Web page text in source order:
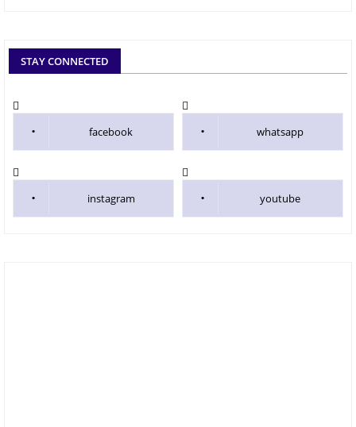
STAY CONNECTED
facebook whatsapp
instagram youtube